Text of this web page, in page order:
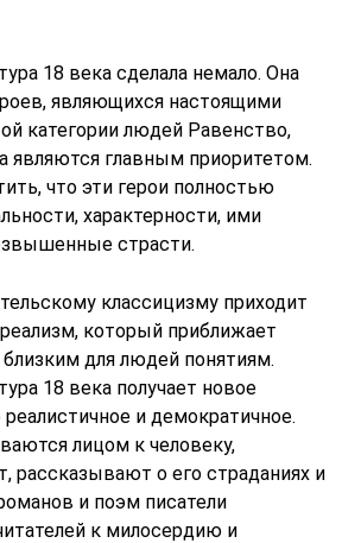
18 века сделала немало. Она
являющихся настоящими
категории людей Равенство,
являются главным приоритетом.
что эти герои полностью
характерности, ими
страсти.
классицизму приходит
который приближает
близким для людей понятиям.
18 века получает новое
реалистичное и демократичное.
лицом к человеку,
рассказывают о его страданиях и
и поэм писатели
к милосердию и